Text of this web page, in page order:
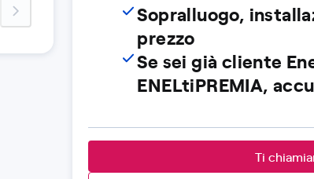
next-image
Sopralluogo,
prezzo
Se sei già cliente
ENELtiPREMIA,
Ti